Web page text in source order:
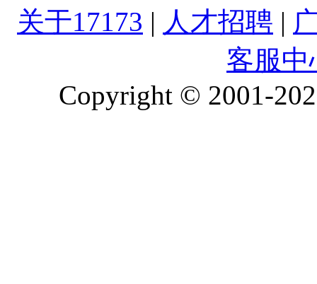
关于17173 | 人才招聘 |
客服中
Copyright © 2001-